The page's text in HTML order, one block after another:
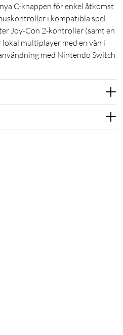
C-knappen för enkel åtkomst
i kompatibla spel.
Joy-Con 2-kontroller (samt en
multiplayer med en vän i
med Nintendo Switch